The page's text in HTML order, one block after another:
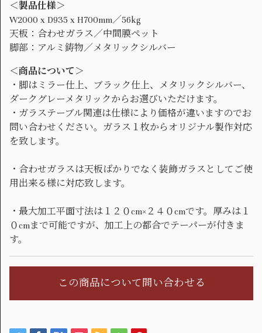
＜製品仕様＞
W2000 x D935 x H700mm／56kg
天板：合わせガラス／中間膜ペット
脚部：アルミ鋳物／メタリックシルバー
＜商品について＞
・脚はミラー仕上、ブラック仕上、メタリックシルバー、
ダークグレーメタリックからお選びいただけます。
・ガラステーブル関連は仕様により価格が違いますのでお
問い合わせください。ガラス１枚からオリジナル製作対応
を致します。
・合わせガラスは天板ばかりでなく装飾ガラスとしてご使
用出来る様に対応致します。
・最大加工平面寸法は１２０cm×２４０cmです。厚みは１
０cmまで可能ですが、加工上の都合でテーパーが付きま
す。
この商品について問い合わせる